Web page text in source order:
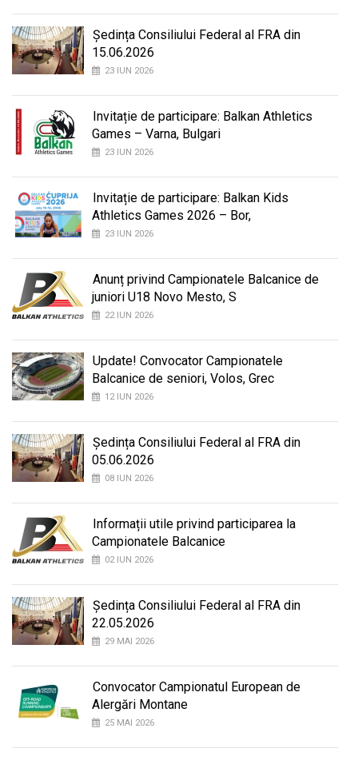
Ședința Consiliului Federal al FRA din
15.06.2026
23 IUN 2026
Invitație de participare: Balkan Athletics
Games – Varna, Bulgari
23 IUN 2026
Invitație de participare: Balkan Kids
Athletics Games 2026 – Bor,
23 IUN 2026
Anunț privind Campionatele Balcanice de
juniori U18 Novo Mesto, S
22 IUN 2026
Update! Convocator Campionatele
Balcanice de seniori, Volos, Grec
12 IUN 2026
Ședința Consiliului Federal al FRA din
05.06.2026
08 IUN 2026
Informații utile privind participarea la
Campionatele Balcanice
02 IUN 2026
Ședința Consiliului Federal al FRA din
22.05.2026
29 MAI 2026
Convocator Campionatul European de
Alergări Montane
25 MAI 2026